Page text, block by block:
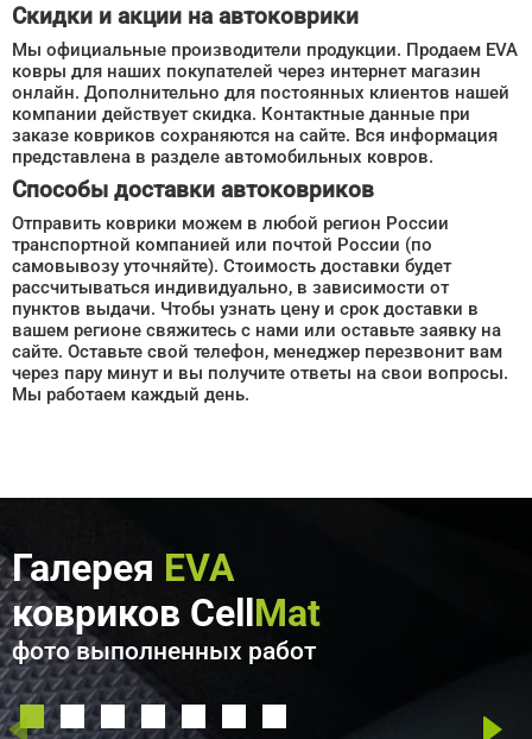
Скидки и акции на автоковрики
Мы официальные производители продукции. Продаем EVA
ковры для наших покупателей через интернет магазин
онлайн. Дополнительно для постоянных клиентов нашей
компании действует скидка. Контактные данные при
заказе ковриков сохраняются на сайте. Вся информация
представлена в разделе автомобильных ковров.
Способы доставки автоковриков
Отправить коврики можем в любой регион России
транспортной компанией или почтой России (по
самовывозу уточняйте). Стоимость доставки будет
рассчитываться индивидуально, в зависимости от
пунктов выдачи. Чтобы узнать цену и срок доставки в
вашем регионе свяжитесь с нами или оставьте заявку на
сайте. Оставьте свой телефон, менеджер перезвонит вам
через пару минут и вы получите ответы на свои вопросы.
Мы работаем каждый день.
Галерея EVA
ковриков CellMat
фото выполненных работ